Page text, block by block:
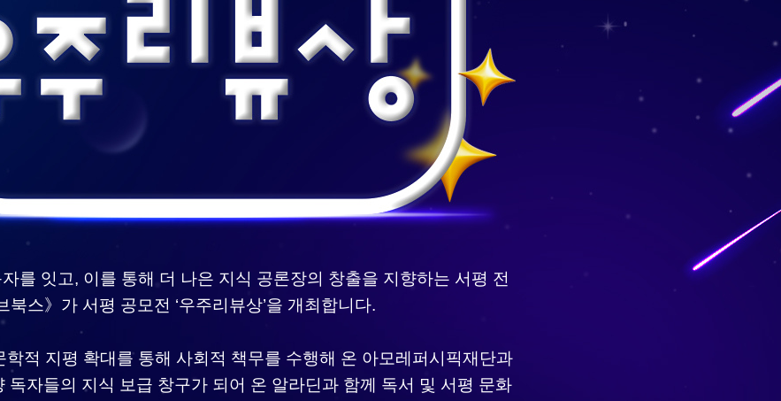
를 잇고, 이를 통해 더 나은 지식 공론장의 창출을 지향하는 서평 전
북스》가 서평 공모전 ‘우주리뷰상’을 개최합니다.
학적 지평 확대를 통해 사회적 책무를 수행해 온 아모레퍼시픽재단과
독자들의 지식 보급 창구가 되어 온 알라딘과 함께 독서 및 서평 문화